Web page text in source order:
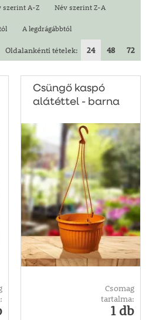
szerint A-Z Név szerint Z-A
A legdrágábbtól
Oldalankénti tételek: 24 48 72
Csüngő kaspó
alátéttel - barna
Csomag
tartalma:
1 db